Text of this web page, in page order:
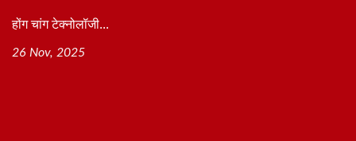
होंग चांग टेक्नोलॉजी...
26 Nov, 2025